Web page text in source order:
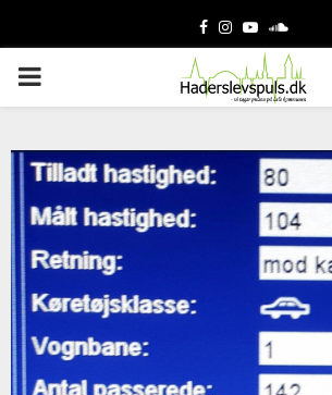
Facebook
Instagram
Youtube
PRIMARY